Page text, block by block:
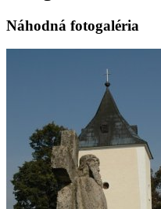
Náhodná fotogaléria